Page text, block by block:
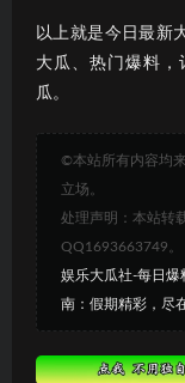
以上就是今日最新
大瓜、热门爆料，
瓜。
©本站所有内容均
立场。
处理声明：本站转
QQ1693663749。
娱乐大瓜社-每日爆
南：假期精彩，尽